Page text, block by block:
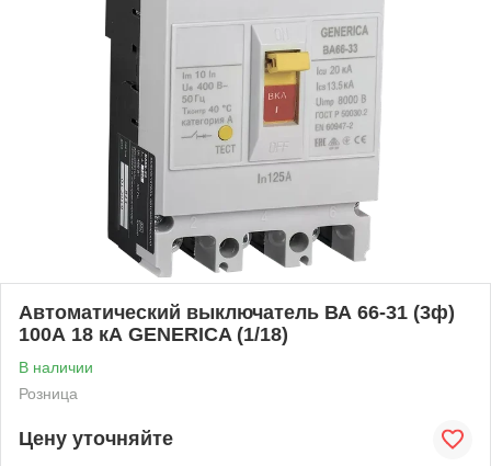
Автоматический выключатель ВА 66-31 (3ф)
100А 18 кА GENERICA (1/18)
В наличии
Розница
Цену уточняйте